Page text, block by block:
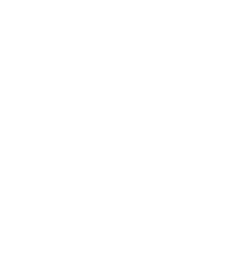
Настольная игра